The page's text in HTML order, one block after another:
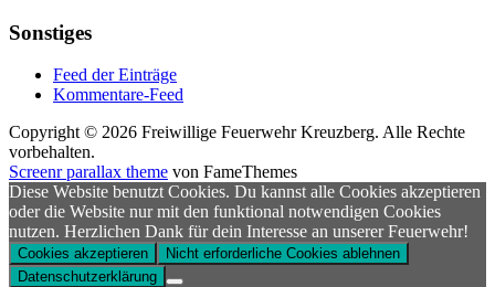
Sonstiges
Feed der Einträge
Kommentare-Feed
Copyright © 2026 Freiwillige Feuerwehr Kreuzberg. Alle Rechte
vorbehalten.
Screenr parallax theme von FameThemes
Diese Website benutzt Cookies. Du kannst alle Cookies akzeptieren
oder die Website nur mit den funktional notwendigen Cookies
nutzen. Herzlichen Dank für dein Interesse an unserer Feuerwehr!
Cookies akzeptieren
Nicht erforderliche Cookies ablehnen
Datenschutzerklärung